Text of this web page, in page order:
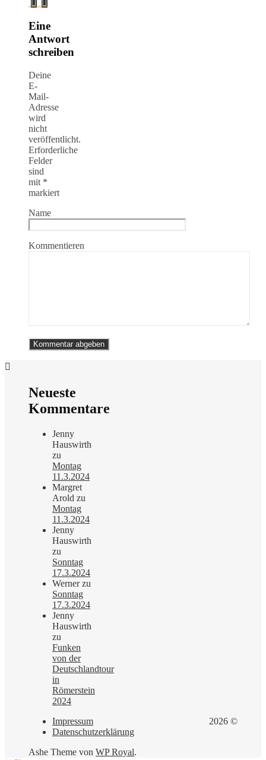
Eine
Antwort
schreiben
Deine
E-
Mail-
Adresse
wird
nicht
veröffentlicht.
Erforderliche
Felder
sind
mit *
markiert
Name
Kommentieren
Neueste
Kommentare
Jenny
Hauswirth
zu
Montag
11.3.2024
Margret
Arold zu
Montag
11.3.2024
Jenny
Hauswirth
zu
Sonntag
17.3.2024
Wernerzu
Sonntag
17.3.2024
Jenny
Hauswirth
zu
Funken
von der
Deutschlandtour
in
Römerstein
2024
2026 ©
Impressum
Datenschutzerklärung
Ashe Theme von WP Royal.